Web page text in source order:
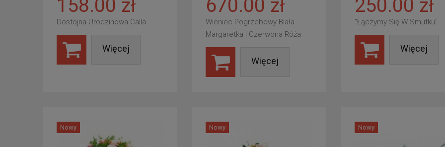
158.00 zł
Dostojna Urodzinowa Calla
Więcej
670.00 zł
Wieniec Pogrzebowy Biała
Margaretka I Czerwona Róża
Więcej
250.00 zł
"Łączymy Się W Smutku"
Więcej
Nowy Nowy Nowy